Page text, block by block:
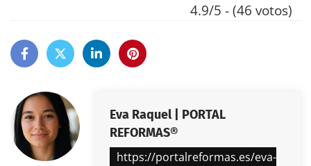
4.9/5 - (46 votos)
Eva Raquel | PORTAL
REFORMAS®
https://portalreformas.es/eva-